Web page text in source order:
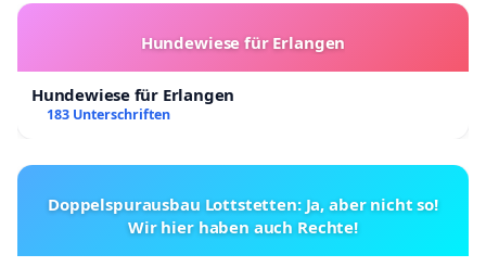
Hundewiese für Erlangen
Hundewiese für Erlangen
183 Unterschriften
Doppelspurausbau Lottstetten: Ja, aber nicht so!
Wir hier haben auch Rechte!